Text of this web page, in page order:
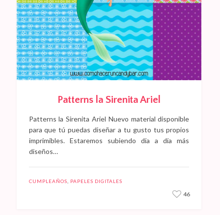
Patterns la Sirenita Ariel
Patterns la Sirenita Ariel Nuevo material disponible
para que tú puedas diseñar a tu gusto tus propios
imprimibles. Estaremos subiendo día a día más
diseños…
CUMPLEAÑOS PAPELES DIGITALES
46